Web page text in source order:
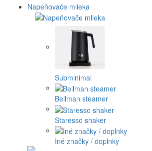
Napeňovače mlieka
Subminimal
Bellman steamer
Staresso shaker
Iné značky / doplnky